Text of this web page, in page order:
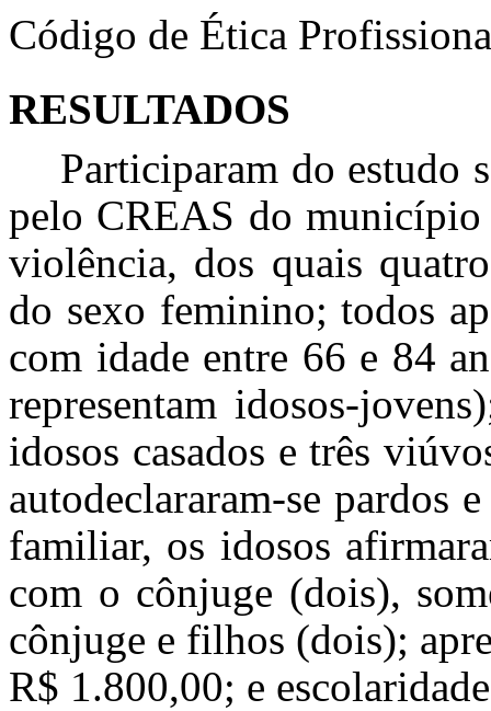
Código de Ética
RESULTADOS
Participaram do estudo
pelo CREAS do
violência, dos quais
do sexo feminino; todos
com idade entre 66 e 84
representam idosos-
idosos casados e três
autodeclararam-se pardos
familiar, os idosos
com o cônjuge (dois),
cônjuge e filhos (dois);
R$ 1.800,00; e